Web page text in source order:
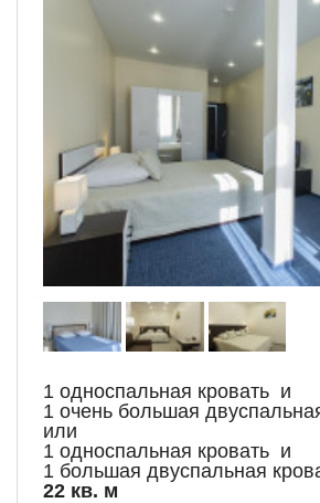
1 односпальная кровать и
1 очень большая
или
1 односпальная кровать и
1 большая двуспальная
22 кв. м